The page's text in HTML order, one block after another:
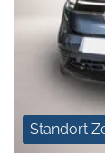
Standort